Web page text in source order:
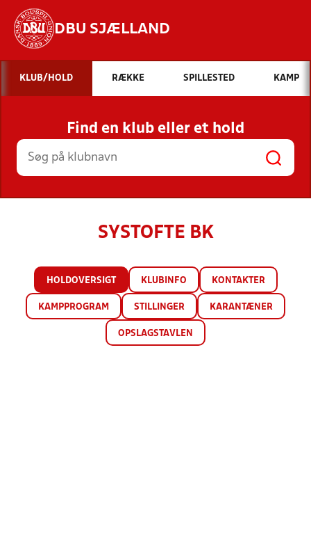
DBU SJÆLLAND
Hvad vil du søge efter?
INDHOLD OG NYHEDER
STILLINGER, RESULTATER, KLUBBER OG
HOLD
KLUB/HOLD RÆKKE SPILLESTED KAMP
Find en klub eller et hold
SYSTOFTE BK
HOLDOVERSIGT KLUBINFO KONTAKTER
KAMPPROGRAM STILLINGER KARANTÆNER
OPSLAGSTAVLEN